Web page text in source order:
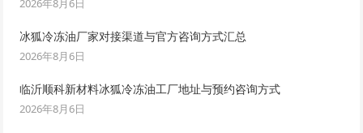
2026年8月6日
冰狐冷冻油厂家对接渠道与官方咨询方式汇总
2026年8月6日
临沂顺科新材料冰狐冷冻油工厂地址与预约咨询方式
2026年8月6日